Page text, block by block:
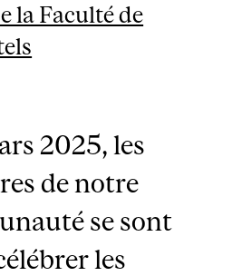
la Faculté de
2025, les
de notre
se sont
les